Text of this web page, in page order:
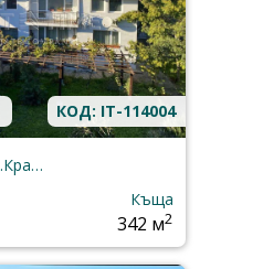
КОД: IT-114004
Добрич, област, с.Кранево
Къща
342 м2